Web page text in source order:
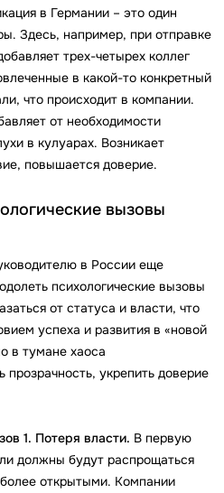
в Германии – это один
Здесь, например, при отправке
трех-четырех коллег
в какой-то конкретный
что происходит в компании.
от необходимости
в кулуарах. Возникает
повышается доверие.
вызовы
в России еще
психологические вызовы
от статуса и власти, что
успеха и развития в «новой
в тумане хаоса
прозрачность, укрепить доверие
1. Потеря власти. В первую
должны будут распрощаться
открытыми. Компании